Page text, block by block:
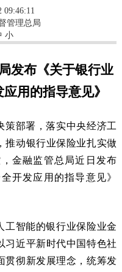
09:46:11
管理总局
小
发布《关于银行业
用的指导意见》
策部署，落实中央经济工
推动银行业保险业扎实做
金融监管总局近日发布
开发应用的指导意见》
工智能的银行业保险业金
习近平新时代中国特色社
贯彻新发展理念，统筹发